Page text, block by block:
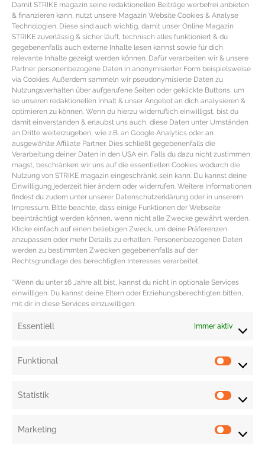
Damit STRIKE magazin seine redaktionellen Beiträge werbefrei anbieten
& finanzieren kann, nutzt unsere Magazin Website Cookies & Analyse
Technologien. Diese sind auch wichtig, damit unser Online Magazin
STRIKE zuverlässig & sicher läuft, technisch alles funktioniert & du
gegebenenfalls auch externe Inhalte lesen kannst sowie für dich
relevante Inhalte gezeigt werden können. Dafür verarbeiten wir & unsere
Partner personenbezogene Daten in anonymisierter Form beispielsweise
via Cookies. Außerdem sammeln wir pseudonymisierte Daten zu
Nutzungsverhalten über aufgerufene Seiten oder geklickte Buttons, um
so unseren redaktionellen Inhalt & unser Angebot an dich analysieren &
optimieren zu können. Wenn du hierzu widerruflich einwilligst, bist du
damit einverstanden & erlaubst uns auch, diese Daten unter Umständen
an Dritte weiterzugeben, wie z.B. an Google Analytics oder an
ausgewählte Affiliate Partner. Dies schließt gegebenenfalls die
Verarbeitung deiner Daten in den USA ein. Falls du dazu nicht zustimmen
magst, beschränken wir uns auf die essentiellen Cookies wodurch die
Nutzung von STRIKE magazin eingeschränkt sein kann. Du kannst deine
Einwilligung jederzeit hier ändern oder widerrufen. Weitere Informationen
findest du zudem unter unserer Datenschutzerklärung oder in unserem
Impressum. Bitte beachte, dass einige Funktionen der Webseite
beeinträchtigt werden können, wenn nicht alle Zwecke gewährt werden.
Klicke einfach auf einen beliebigen Zweck, um deine Präferenzen
anzupassen oder mehr Details zu erhalten. Personenbezogenen Daten
werden zu bestimmten Zwecken gegebenenfalls auf der
Rechtsgrundlage des berechtigten Interesses verarbeitet.
*Wenn du unter 16 Jahre alt bist, kannst du nicht in optionale Services
einwilligen. Du kannst deine Eltern oder Erziehungsberechtigten bitten,
mit dir in diese Services einzuwilligen.
Essentiell Immer aktiv
Funktional
Statistik
Marketing
Stylischer Frühlingslook für wenig
Perfekt gestylt im Frühling mit kleinem Budget
perfekte Stil-Kombination für den Frühling.
MEHR DAZU »